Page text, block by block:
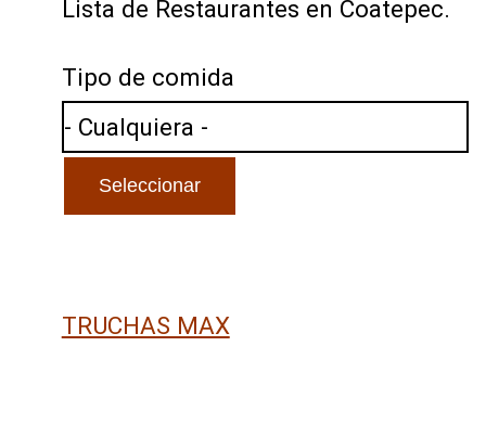
Lista de Restaurantes en Coatepec.
Tipo de comida
TRUCHAS MAX